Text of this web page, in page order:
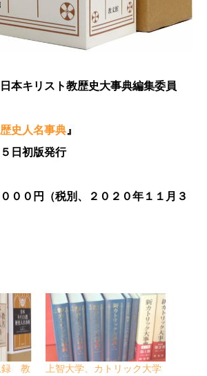
本キリスト教歴史大事典編集委員
史人名事典 』
日初版発行
００円（税別、２０２０年１１月３
録 教
上智大学、カトリック大学